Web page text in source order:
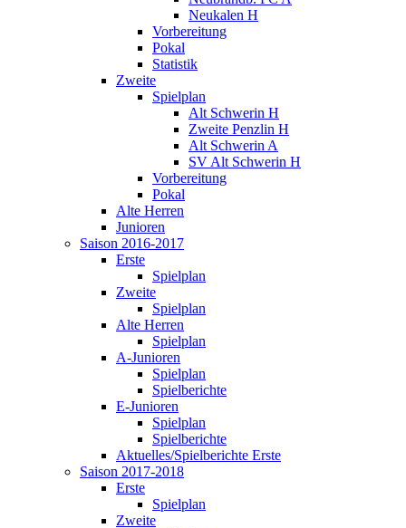
Neukalen H
Vorbereitung
Pokal
Statistik
Zweite
Spielplan
Alt Schwerin H
Zweite Penzlin H
Alt Schwerin A
SV Alt Schwerin H
Vorbereitung
Pokal
Alte Herren
Junioren
Saison 2016-2017
Erste
Spielplan
Zweite
Spielplan
Alte Herren
Spielplan
A-Junioren
Spielplan
Spielberichte
E-Junioren
Spielplan
Spielberichte
Aktuelles/Spielberichte Erste
Saison 2017-2018
Erste
Spielplan
Zweite